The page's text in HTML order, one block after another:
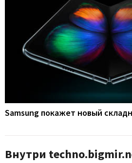
Samsung покажет новый
Внутри